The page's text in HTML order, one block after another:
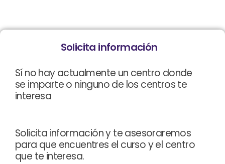
Solicita información
Sí no hay actualmente un centro donde
se imparte o ninguno de los centros te
interesa
Solicita información y te asesoraremos
para que encuentres el curso y el centro
que te interesa.